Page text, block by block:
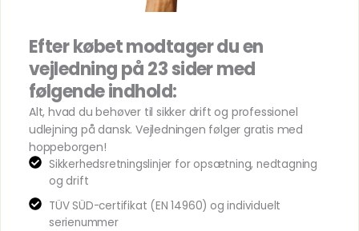
Efter købet modtager du en
vejledning på 23 sider med
følgende indhold:
Alt, hvad du behøver til sikker drift og professionel
udlejning på dansk. Vejledningen følger gratis med
hoppeborgen!
Sikkerhedsretningslinjer for opsætning, nedtagning
og drift
TÜV SÜD-certifikat (EN 14960) og individuelt
serienummer